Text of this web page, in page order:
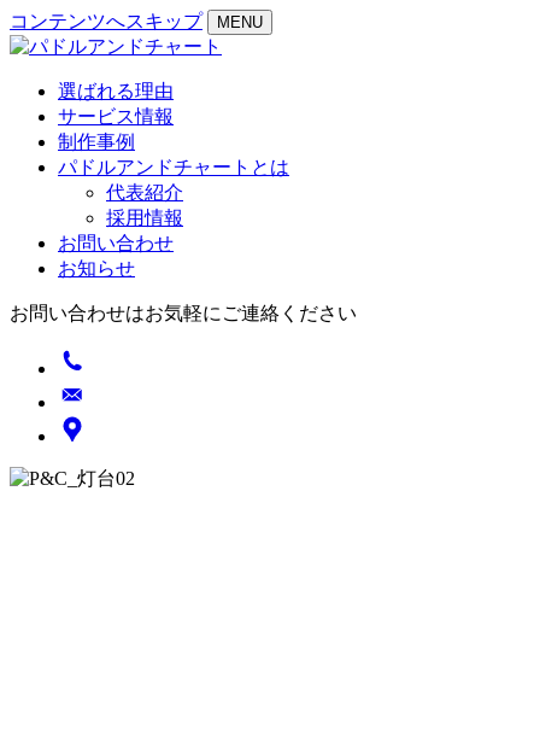
コンテンツへスキップ MENU
選ばれる理由
サービス情報
制作事例
パドルアンドチャートとは
代表紹介
採用情報
お問い合わせ
お知らせ
お問い合わせはお気軽にご連絡ください